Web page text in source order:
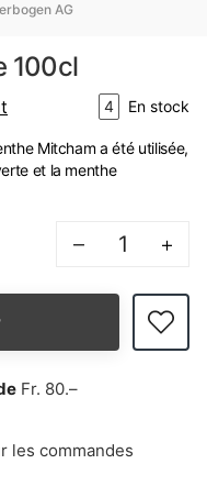
AG
100cl
4 En stock
Mitcham a été utilisée,
et la menthe
– +
Fr. 80.–
les commandes